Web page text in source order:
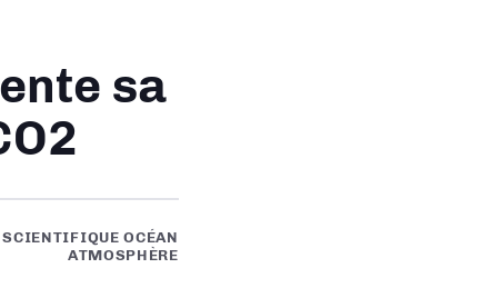
sa
SCIENTIFIQUE OCÉAN
ATMOSPHÈRE